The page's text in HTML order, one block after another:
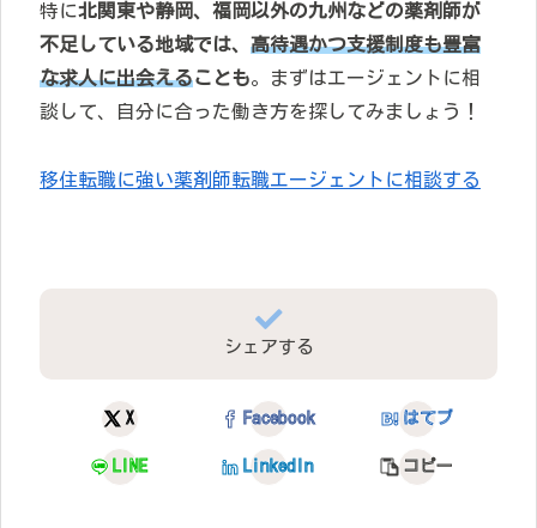
特に北関東や静岡、福岡以外の九州などの薬剤師が
不足している地域では、 高待遇かつ支援制度も豊富
な求人に出会えることも。まずはエージェントに相
談して、自分に合った働き方を探してみましょう！
移住転職に強い薬剤師転職エージェントに相談する
シェアする
X Facebook はてブ
LINE LinkedIn コピー